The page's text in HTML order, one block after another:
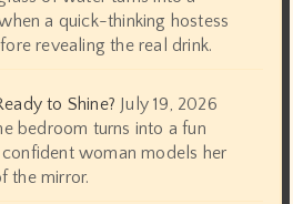
a quick-thinking hostess
revealing the real drink.
to Shine? July 19, 2026
bedroom turns into a fun
woman models her
the mirror.